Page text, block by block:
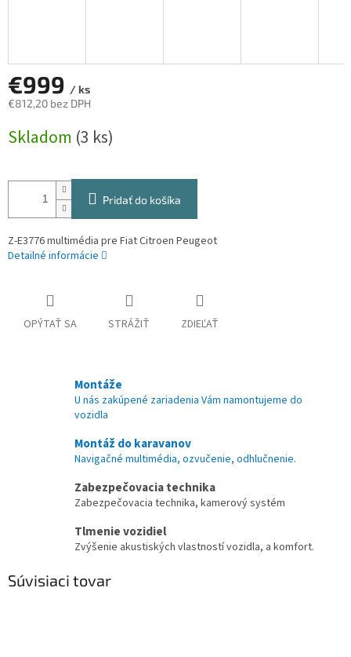
€999 / ks
€812,20 bez DPH
cena:
Skladom (3 ks)
Pridať do košíka
Z-E3776 multimédia pre Fiat Citroen Peugeot
Detailné informácie
OPÝTAŤ SA STRÁŽIŤ ZDIEĽAŤ
Montáže
U nás zakúpené zariadenia Vám namontujeme do
vozidla
Montáž do karavanov
Navigačné multimédia, ozvučenie, odhlučnenie.
Zabezpečovacia technika
Zabezpečovacia technika, kamerový systém
Tlmenie vozidiel
Zvýšenie akustiských vlastností vozidla, a komfort.
Súvisiaci tovar